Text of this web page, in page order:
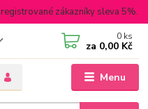
zákazníky sleva 5%.
Menu
0 ks
za 0,00 Kč